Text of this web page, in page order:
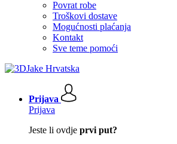
Povrat robe
Troškovi dostave
Mogućnosti plaćanja
Kontakt
Sve teme pomoći
Prijava
Prijava
Jeste li ovdje prvi put?